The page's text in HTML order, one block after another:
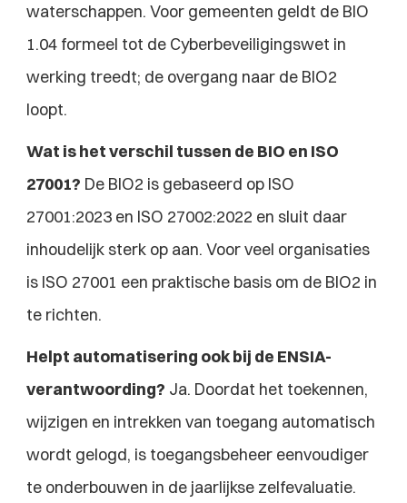
waterschappen. Voor gemeenten geldt de BIO
1.04 formeel tot de Cyberbeveiligingswet in
werking treedt; de overgang naar de BIO2
loopt.
Wat is het verschil tussen de BIO en ISO
27001? De BIO2 is gebaseerd op ISO
27001:2023 en ISO 27002:2022 en sluit daar
inhoudelijk sterk op aan. Voor veel organisaties
is ISO 27001 een praktische basis om de BIO2 in
te richten.
Helpt automatisering ook bij de ENSIA-
verantwoording? Ja. Doordat het toekennen,
wijzigen en intrekken van toegang automatisch
wordt gelogd, is toegangsbeheer eenvoudiger
te onderbouwen in de jaarlijkse zelfevaluatie.